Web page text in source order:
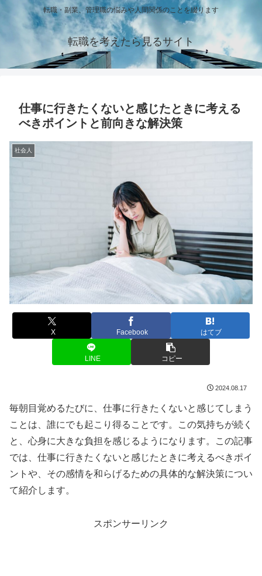
転職・副業、管理職の悩みや人間関係のことを綴ります
転職を考えたら見るサイト
仕事に行きたくないと感じたときに考える
べきポイントと前向きな解決策
社会人
X Facebook はてブ
LINE コピー
2024.08.17
毎朝目覚めるたびに、仕事に行きたくないと感じてしまう
ことは、誰にでも起こり得ることです。この気持ちが続く
と、心身に大きな負担を感じるようになります。この記事
では、仕事に行きたくないと感じたときに考えるべきポイ
ントや、その感情を和らげるための具体的な解決策につい
て紹介します。
スポンサーリンク